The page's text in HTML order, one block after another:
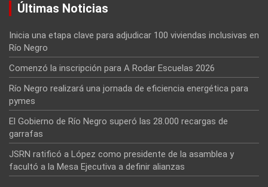
Últimas Noticias
Inicia una etapa clave para adjudicar 100 viviendas inclusivas en
Río Negro
Comenzó la inscripción para A Rodar Escuelas 2026
Río Negro realizará una jornada de eficiencia energética para
pymes
El Gobierno de Río Negro superó las 28.000 recargas de
garrafas
JSRN ratificó a López como presidente de la asamblea y
facultó a la Mesa Ejecutiva a definir alianzas